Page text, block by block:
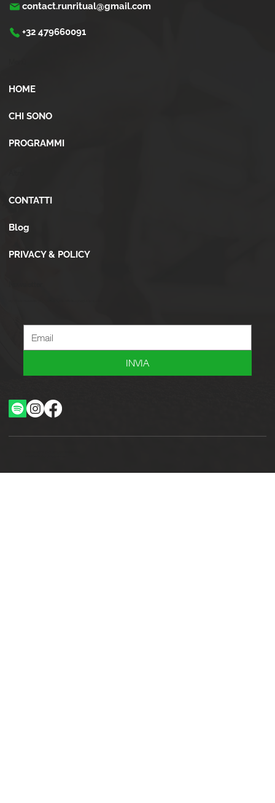
contact.runritual@gmail.com
+32 479660091
HOME
CHI SONO
PROGRAMMI
CONTATTI
Blog
PRIVACY & POLICY
INVIA